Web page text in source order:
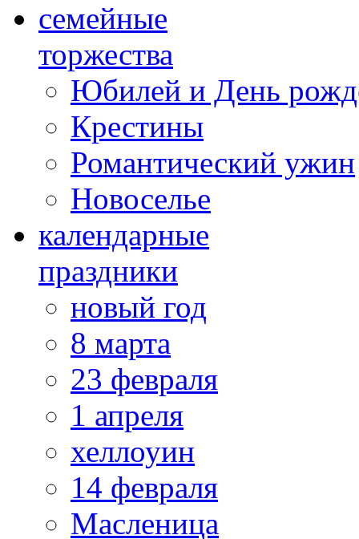
cемейные
торжества
Юбилей и День
Крестины
Романтический ужин
Новоселье
календарные
праздники
новый год
8 марта
23 февраля
1 апреля
хеллоуин
14 февраля
Масленица